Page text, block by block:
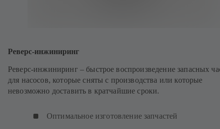
Реверс-инжиниринг
Реверс-инжиниринг – быстрое воспроизведение запасных
для насосов, которые сняты с производства или которые
невозможно доставить в кратчайшие сроки.
Оптимальное изготовление запчастей